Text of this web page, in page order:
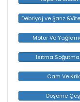
Debriyaj ve
Motor Ve
Isıtma
Cam Ve
Döşeme